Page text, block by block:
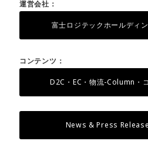
運営会社：
富士ロジテックホールディ
コンテンツ：
D2C・EC・物流-Column・
News & Press Release